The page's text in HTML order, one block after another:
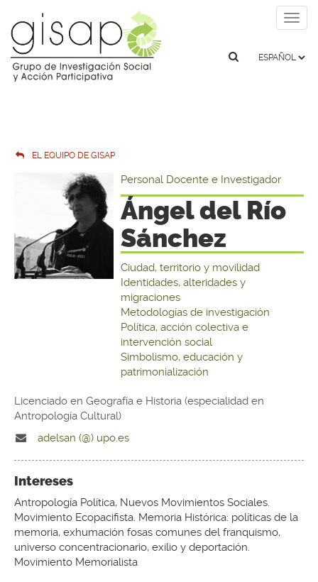
EL EQUIPO DE GISAP
Personal Docente e Investigador
Ángel del Río
Sánchez
Ciudad, territorio y movilidad
Identidades, alteridades y
migraciones
Metodologías de investigación
Política, acción colectiva e
intervención social
Simbolismo, educación y
patrimonialización
Licenciado en Geografía e Historia (especialidad en
Antropología Cultural)
adelsan (@) upo.es
Intereses
Antropología Política, Nuevos Movimientos Sociales.
Movimiento Ecopacifista. Memoria Histórica: políticas de la
memoria, exhumación fosas comunes del franquismo,
universo concentracionario, exilio y deportación.
Movimiento Memorialista